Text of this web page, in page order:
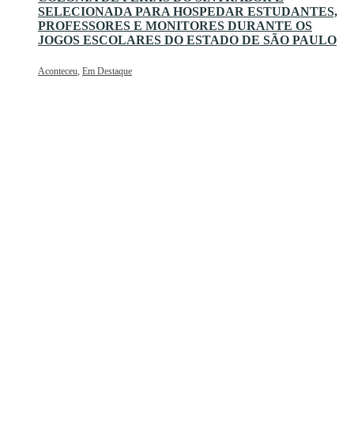
SELECIONADA PARA HOSPEDAR ESTUDANTES,
PROFESSORES E MONITORES DURANTE OS
JOGOS ESCOLARES DO ESTADO DE SÃO PAULO
Aconteceu, Em Destaque